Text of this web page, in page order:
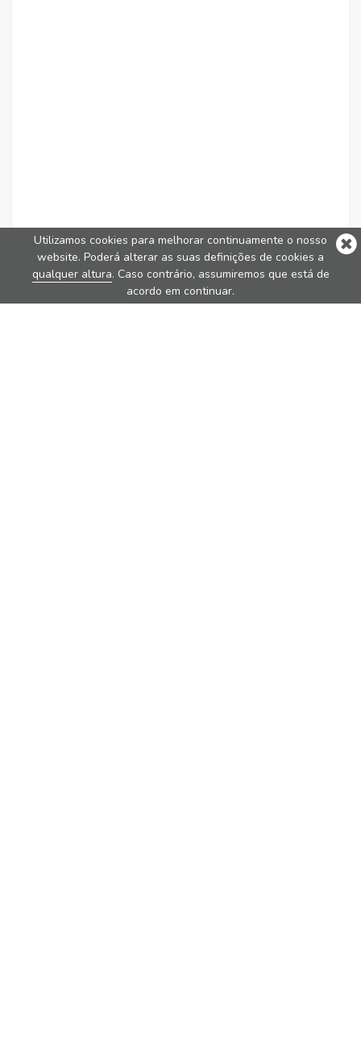
Utilizamos cookies para melhorar continuamente o nosso
website. Poderá alterar as suas definições de cookies a
qualquer altura. Caso contrário, assumiremos que está de
acordo em continuar.